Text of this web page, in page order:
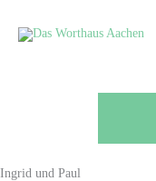
Inhalt
Ingrid und Paul
Menu